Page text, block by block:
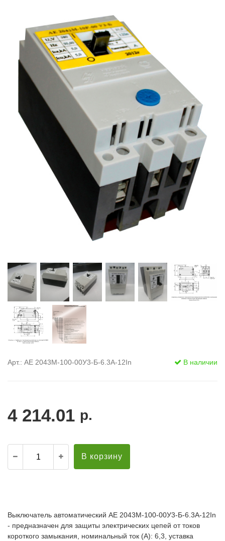
диэлектрические
Стремянки с
Стремянки с
опорой
Ширмы
РЗА (шторы)
Штендеры
Щиты
Арт.: АЕ 2043М-100-00У3-Б-6.3А-12In В наличии
4 214.01 р.
В корзину
Выключатель автоматический АЕ 2043М-100-00У3-Б-6.3А-12In
- предназначен для защиты электрических цепей от токов
короткого замыкания, номинальный ток (А): 6,3, уставка